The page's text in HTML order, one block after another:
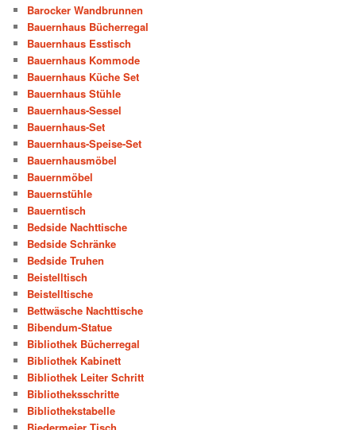
Barocker Wandbrunnen
Bauernhaus Bücherregal
Bauernhaus Esstisch
Bauernhaus Kommode
Bauernhaus Küche Set
Bauernhaus Stühle
Bauernhaus-Sessel
Bauernhaus-Set
Bauernhaus-Speise-Set
Bauernhausmöbel
Bauernmöbel
Bauernstühle
Bauerntisch
Bedside Nachttische
Bedside Schränke
Bedside Truhen
Beistelltisch
Beistelltische
Bettwäsche Nachttische
Bibendum-Statue
Bibliothek Bücherregal
Bibliothek Kabinett
Bibliothek Leiter Schritt
Bibliotheksschritte
Bibliothekstabelle